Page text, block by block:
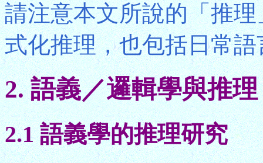
請注意本文所說的「推
式化推理，也包括日常
2. 語義／邏輯學與推理
2.1 語義學的推理研究